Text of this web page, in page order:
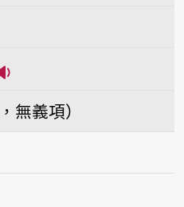
無義項）